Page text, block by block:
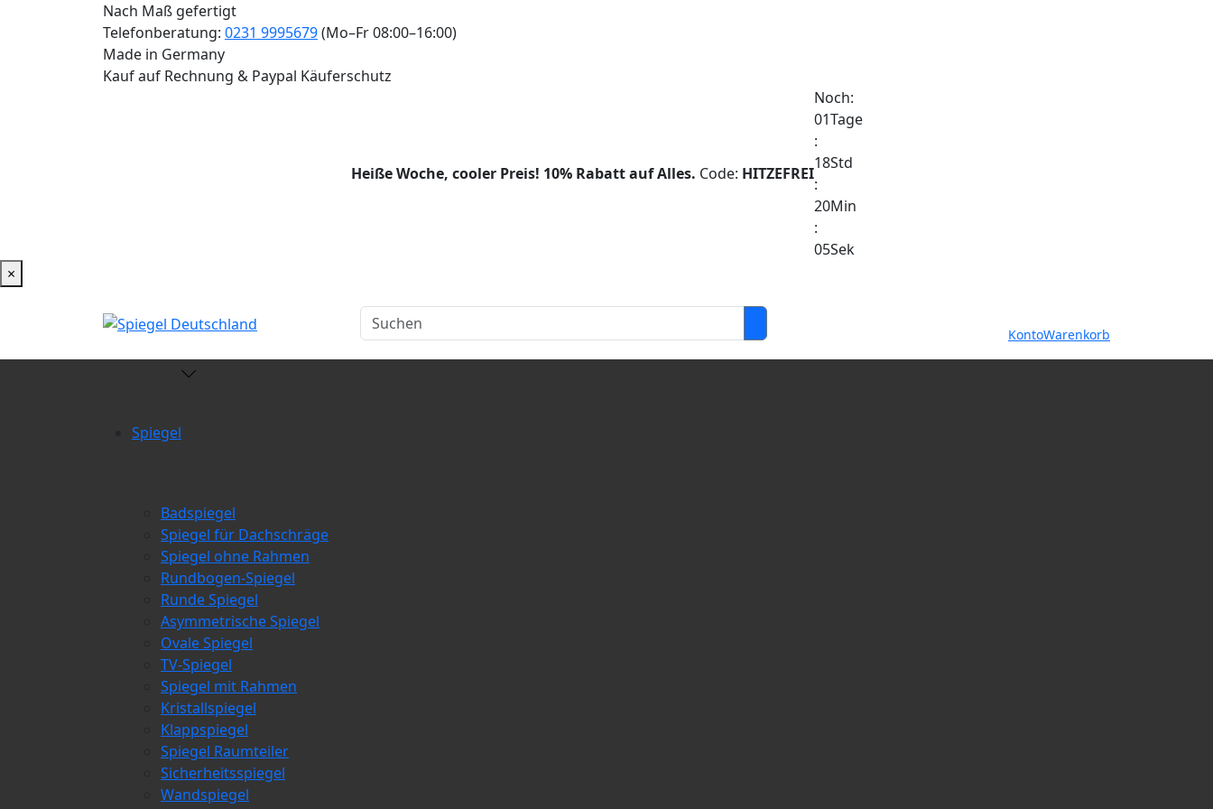
Nach Maß gefertigt
Telefonberatung: 0231 9995679(Mo–Fr 08:00–16:00)
Made in Germany
Kauf auf Rechnung & Paypal Käuferschutz
Heiße Woche, cooler Preis! 10% Rabatt auf Alles. Code: HITZEFREI
Noch:
01Tage
:
18Std
:
20Min
:
05Sek
×
KontoWarenkorb
Spiegel
Badspiegel
Spiegel für Dachschräge
Spiegel ohne Rahmen
Rundbogen-Spiegel
Runde Spiegel
Asymmetrische Spiegel
Ovale Spiegel
TV-Spiegel
Spiegel mit Rahmen
Kristallspiegel
Klappspiegel
Spiegel Raumteiler
Sicherheitsspiegel
Wandspiegel